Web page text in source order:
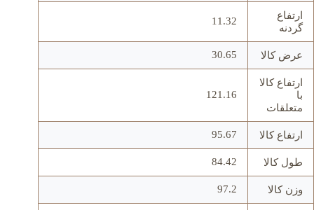
ارتفاع
گردنه
11.32
عرض کالا 30.65
ارتفاع کالا
با
متعلقات
121.16
ارتفاع کالا 95.67
طول کالا 84.42
وزن کالا 97.2